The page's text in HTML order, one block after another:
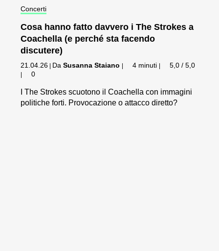
Concerti
Cosa hanno fatto davvero i The Strokes a
Coachella (e perché sta facendo
discutere)
21.04.26 | DaSusanna Staiano | 4 minuti | 5,0 / 5,0
| 0
I The Strokes scuotono il Coachella con immagini
politiche forti. Provocazione o attacco diretto?